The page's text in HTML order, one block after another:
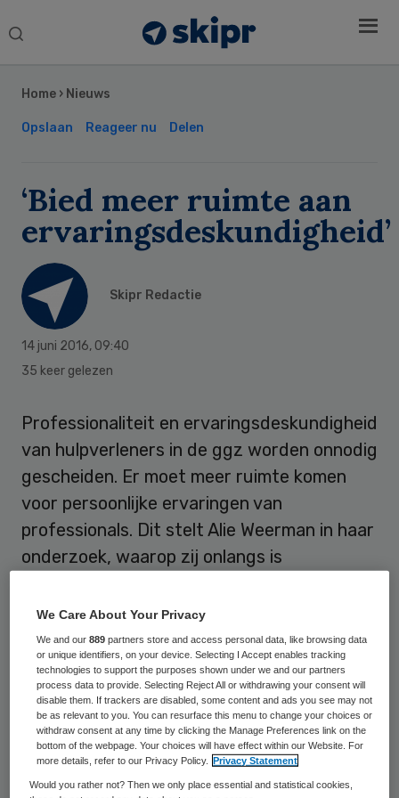
Search
Home › Nieuws
Opslaan Reageer nu Delen
‘Bied meer ruimte aan
ervaringsdeskundigheid’
Skipr Redactie
14 juni 2016, 09:40
35 keer gelezen
Professionaliteit en ervaringsdeskundigheid
van hulpverleners in de ggz worden onnodig
gescheiden. Er moet meer ruimte komen
voor persoonlijke ervaringen van
professionals. Dit stelt Alie Weerman in haar
onderzoek, waarop zij onlangs is
De combinatie professionaliteit en
ervaringsdeskundigheid werd in eerste
instantie gezien als iets onwenselijks: je was
óf ervaringsdeskundige óf professioneel
opgeleid sociaal werker. Met haar
onderzoekwil Weerman
ervaringsdeskundigen een steun in de rug
Sidebar
We Care About Your Privacy
We and our889 partners store and access personal data, like browsing data
or unique identifiers, on your device. Selecting I Accept enables tracking
technologies to support the purposes shown under we and our partners
process data to provide. Selecting Reject All or withdrawing your consent will
disable them. If trackers are disabled, some content and ads you see may not
be as relevant to you. You can resurface this menu to change your choices or
withdraw consent at any time by clicking the Manage Preferences link on the
bottom of the webpage. Your choices will have effect within our Website. For
more details, refer to our Privacy Policy.
Privacy Statement
Would you rather not? Then we only place essential and statistical cookies,